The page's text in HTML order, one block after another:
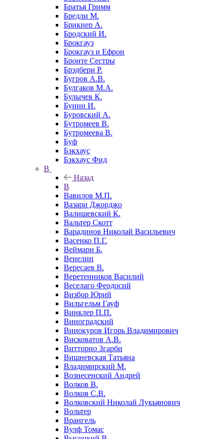
Братья Гримм
Бредли М.
Брикнер А.
Бродский И.
Брокгауз
Брокгауз и Ефрон
Бронте Сестры
Брэдбери Р.
Бугров А.В.
Булгаков М.А.
Булычев К.
Бунин И.
Буровский А.
Бутромеев В.
Бутромеева В.
Буф
Бэкхаус
Бэкхаус Фид
В
Назад
В
Вавилов М.П.
Вазари Джорджо
Валишевский К.
Вальтер Скотт
Варадинов Николай Васильевич
Васенко П.Г.
Веймарн Б.
Венелин
Вересаев В.
Веретенников Василий
Веселаго Феодосий
Визбор Юрий
Вильгельм Гауф
Винклер П.П.
Виноградский
Винокуров Игорь Владимирович
Висковатов А.В.
Витторио Згарби
Вишневская Татьяна
Владимирский М.
Вознесенский Андрей
Волков В.
Волков С.В.
Волковский Николай Лукьянович
Вольтер
Врангель
Вулф Томас